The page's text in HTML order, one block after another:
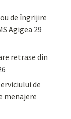
de îngrijire
Agigea 29
retrase din
de
menajere